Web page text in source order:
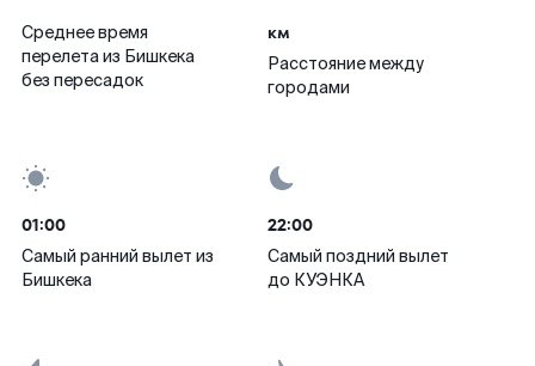
Среднее время
перелета из Бишкека
без пересадок
км
Расстояние между
городами
01:00
Самый ранний вылет из
Бишкека
22:00
Самый поздний вылет
до КУЭНКА